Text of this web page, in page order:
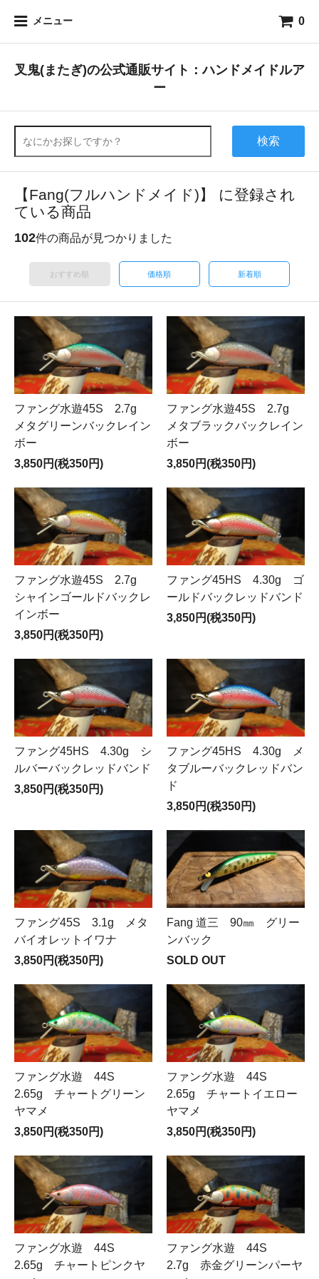
メニュー 0
叉鬼(またぎ)の公式通販サイト：ハンドメイドルア
ー
検索
【Fang(フルハンドメイド)】 に登録され
ている商品
102件の商品が見つかりました
おすすめ順 価格順 新着順
ファング水遊45S 2.7g
メタグリーンバックレイン
ボー
3,850円(税350円)
ファング水遊45S 2.7g
メタブラックバックレイン
ボー
3,850円(税350円)
ファング水遊45S 2.7g
シャインゴールドバックレ
インボー
3,850円(税350円)
ファング45HS 4.30g ゴ
ールドバックレッドバンド
3,850円(税350円)
ファング45HS 4.30g シ
ルバーバックレッドバンド
3,850円(税350円)
ファング45HS 4.30g メ
タブルーバックレッドバン
ド
3,850円(税350円)
ファング45S 3.1g メタ
バイオレットイワナ
3,850円(税350円)
Fang 道三 90㎜ グリー
ンバック
SOLD OUT
ファング水遊 44S
2.65g チャートグリーン
ヤマメ
3,850円(税350円)
ファング水遊 44S
2.65g チャートイエロー
ヤマメ
3,850円(税350円)
ファング水遊 44S
2.65g チャートピンクヤ
ファング水遊 44S
2.7g 赤金グリーンパーヤ